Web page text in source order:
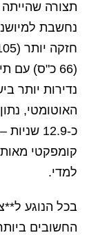
תצורה
(66 כ"ס) עם
כ-12.9
קומפקטי
למדי.
בכל הנוגע
החשובים